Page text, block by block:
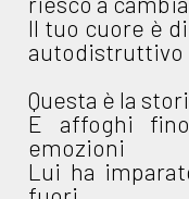
Il tuo cuore è
autodistruttivo
Questa è la
E affoghi
emozioni
Lui ha